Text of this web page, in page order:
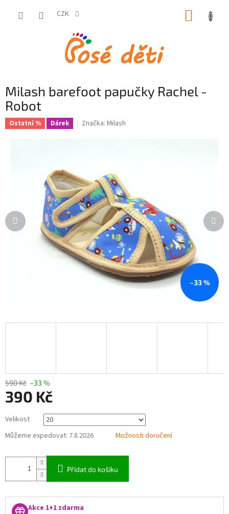
CZK
Milash barefoot papučky Rachel -
Robot
Ostatní % Dárek Značka: Milash
–33 %
590 Kč –33 %
390 Kč
cena:
Velikost
Můžeme expedovat: 7.8.2026 Možnosti doručení
Přidat do košíku
Akce 1+1 zdarma